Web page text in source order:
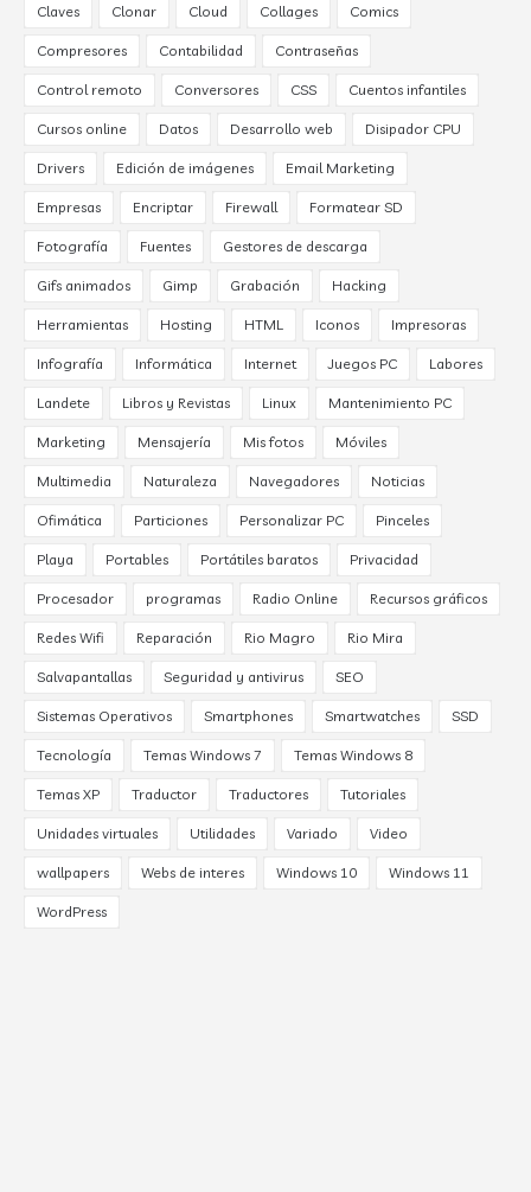
Claves Clonar Cloud Collages Comics
Compresores Contabilidad Contraseñas
Control remoto Conversores CSS Cuentos infantiles
Cursos online Datos Desarrollo web Disipador CPU
Drivers Edición de imágenes Email Marketing
Empresas Encriptar Firewall Formatear SD
Fotografía Fuentes Gestores de descarga
Gifs animados Gimp Grabación Hacking
Herramientas Hosting HTML Iconos Impresoras
Infografía Informática Internet Juegos PC Labores
Landete Libros y Revistas Linux Mantenimiento PC
Marketing Mensajería Mis fotos Móviles
Multimedia Naturaleza Navegadores Noticias
Ofimática Particiones Personalizar PC Pinceles
Playa Portables Portátiles baratos Privacidad
Procesador programas Radio Online Recursos gráficos
Redes Wifi Reparación Rio Magro Rio Mira
Salvapantallas Seguridad y antivirus SEO
Sistemas Operativos Smartphones Smartwatches SSD
Tecnología Temas Windows 7 Temas Windows 8
Temas XP Traductor Traductores Tutoriales
Unidades virtuales Utilidades Variado Video
wallpapers Webs de interes Windows 10 Windows 11
WordPress